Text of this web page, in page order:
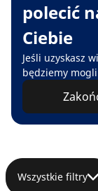
polecić
Ciebie
Jeśli uzyskasz
będziemy
Wszystkie filtry